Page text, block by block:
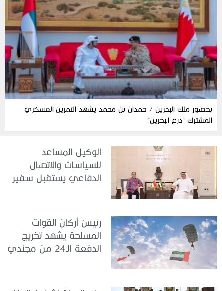
بحضور ملك البحرين / حمدان بن محمد يشهد التمرين العسكري
المشترك “درع البحرين”
الوكيل المساعد
للسياسات والاتصال
الدفاعي يستقبل سفير
رئيسُ أركان القوات
المسلحة يشهد تخريج
الدفعة الـ24 من مجندي